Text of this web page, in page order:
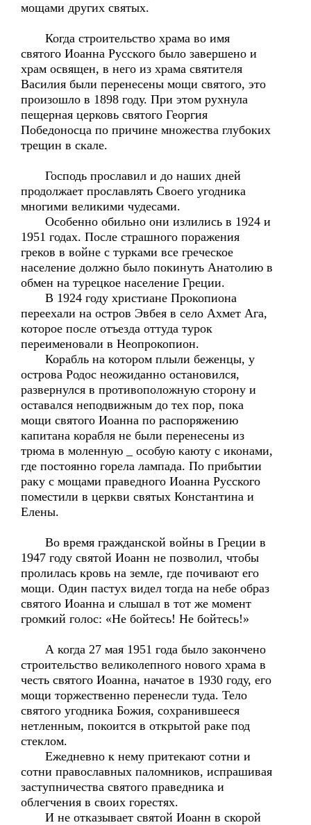
мощами других святых.
Когда строительство храма во имя
святого Иоанна Русского было завершено и
храм освящен, в него из храма святителя
Василия были перенесены мощи святого, это
произошло в 1898 году. При этом рухнула
пещерная церковь святого Георгия
Победоносца по причине множества глубоких
трещин в скале.
Господь прославил и до наших дней
продолжает прославлять Своего угодника
многими великими чудесами.
Особенно обильно они излились в 1924 и
1951 годах. После страшного поражения
греков в войне с турками все греческое
население должно было покинуть Анатолию в
обмен на турецкое население Греции.
В 1924 году христиане Прокопиона
переехали на остров Эвбея в село Ахмет Ага,
которое после отъезда оттуда турок
переименовали в Неопрокопион.
Корабль на котором плыли беженцы, у
острова Родос неожиданно остановился,
развернулся в противоположную сторону и
оставался неподвижным до тех пор, пока
мощи святого Иоанна по распоряжению
капитана корабля не были перенесены из
трюма в моленную _ особую каюту с иконами,
где постоянно горела лампада. По прибытии
раку с мощами праведного Иоанна Русского
поместили в церкви святых Константина и
Елены.
Во время гражданской войны в Греции в
1947 году святой Иоанн не позволил, чтобы
пролилась кровь на земле, где почивают его
мощи. Один пастух видел тогда на небе образ
святого Иоанна и слышал в тот же момент
громкий голос: «Не бойтесь! Не бойтесь!»
А когда 27 мая 1951 года было закончено
строительство великолепного нового храма в
честь святого Иоанна, начатое в 1930 году, его
мощи торжественно перенесли туда. Тело
святого угодника Божия, сохранившееся
нетленным, покоится в открытой раке под
стеклом.
Ежедневно к нему притекают сотни и
сотни православных паломников, испрашивая
заступничества святого праведника и
облегчения в своих горестях.
И не отказывает святой Иоанн в скорой